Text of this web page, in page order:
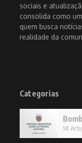
sociais e
consolida como
quem busca
realidade da
Categorias
14